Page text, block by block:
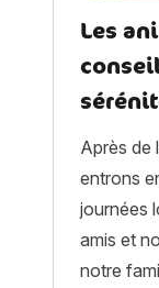
Les
Après de
entrons
journées
amis et
notre